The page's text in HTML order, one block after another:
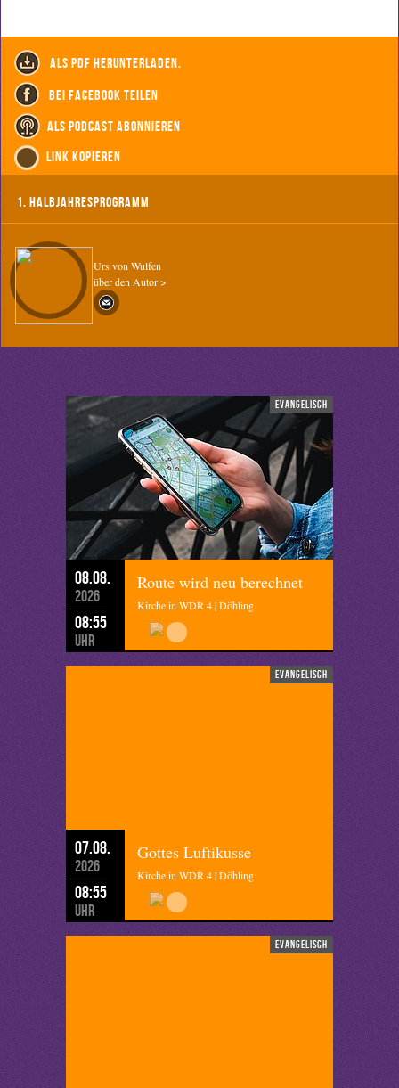
als PDF herunterladen.
bei Facebook teilen
als Podcast abonnieren
Link kopieren
1. Halbjahresprogramm
Urs von Wulfen
über den Autor >
evangelisch
08.08.
2026
08:55
Uhr
Route wird neu berechnet
Kirche in WDR 4 | Döhling
evangelisch
07.08.
2026
08:55
Uhr
Gottes Luftikusse
Kirche in WDR 4 | Döhling
evangelisch